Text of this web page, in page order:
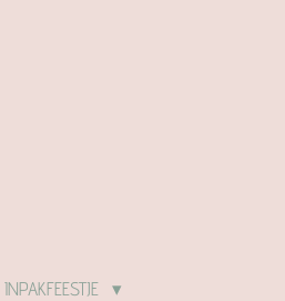
INPAKFEESTJE